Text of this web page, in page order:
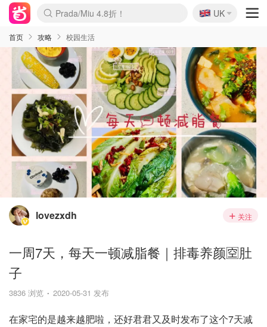
麦卢卡蜂蜜夏促！个位数！
Prada/Miu 4.8折！
啥？必胜客披萨5折！
🇬🇧
UK
首页 攻略 校园生活
lovezxdh 关注
一周7天，每天一顿减脂餐｜排毒养颜🈳️肚
子
3836 浏览 2020-05-31 发布
在家宅的是越来越肥啦，还好君君又及时发布了这个7天减